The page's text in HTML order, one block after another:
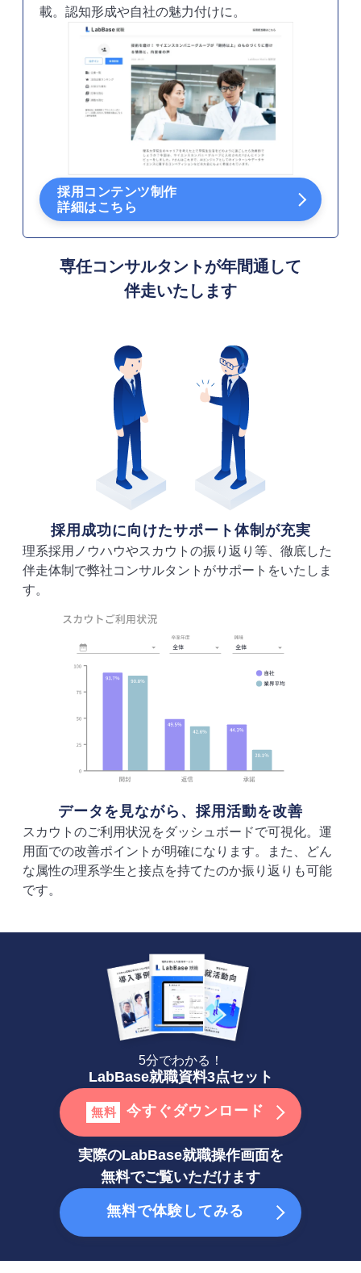
載。認知形成や自社の魅力付けに。
採用コンテンツ制作
詳細はこちら
専任コンサルタントが年間通して
伴走いたします
採用成功に向けたサポート体制が充実
理系採用ノウハウやスカウトの振り返り等、徹底した
伴走体制で弊社コンサルタントがサポートをいたしま
す。
データを見ながら、採用活動を改善
スカウトのご利用状況をダッシュボードで可視化。運
用面での改善ポイントが明確になります。また、どん
な属性の理系学生と接点を持てたのか振り返りも可能
です。
5分でわかる！
LabBase就職資料3点セット
無料 今すぐダウンロード
実際のLabBase就職操作画面を
無料でご覧いただけます
無料で体験してみる